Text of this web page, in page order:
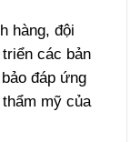
hàng, đội
các bản
đáp ứng
mỹ của